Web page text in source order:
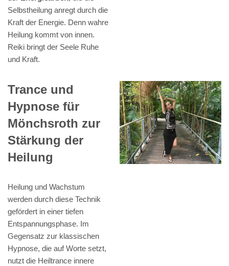
Selbstheilung anregt durch die
Kraft der Energie. Denn wahre
Heilung kommt von innen.
Reiki bringt der Seele Ruhe
und Kraft.
Trance und
Hypnose für
Mönchsroth zur
Stärkung der
Heilung
Heilung und Wachstum
werden durch diese Technik
gefördert in einer tiefen
Entspannungsphase. Im
Gegensatz zur klassischen
Hypnose, die auf Worte setzt,
nutzt die Heiltrance innere